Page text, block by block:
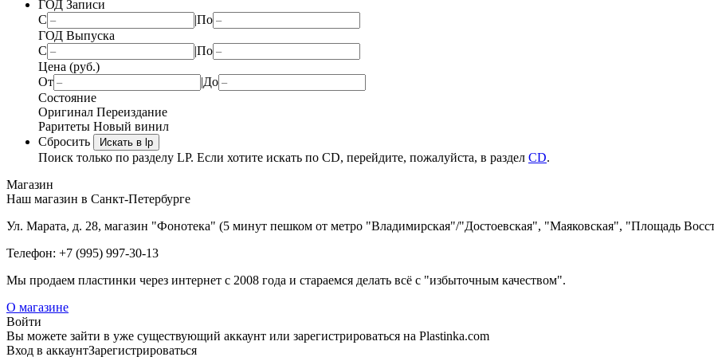
ГОД Записи
С
|По
ГОД Выпуска
С
|По
Цена (руб.)
От
|До
Состояние
Оригинал Переиздание
Раритеты Новый винил
Сбросить
Искать в lp
Поиск только по разделу LP. Если хотите искать по CD, перейдите, пожалуйста, в раздел CD.
Магазин
Наш магазин в Санкт-Петербурге
Ул. Марата, д. 28, магазин "Фонотека" (5 минут пешком от метро "Владимирская"/"Достоевская", "Маяковская", "Площадь
Телефон: +7 (995) 997-30-13
Мы продаем пластинки через интернет c 2008 года и стараемся делать всё с "избыточным качеством".
О магазине
Войти
Вы можете зайти в уже существующий аккаунт или зарегистрироваться на Plastinka.com
Вход в аккаунтЗарегистрироваться